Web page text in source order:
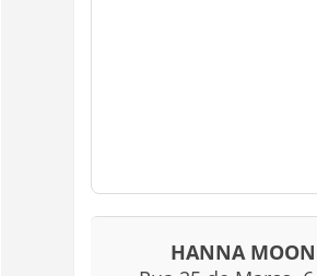
HANNA MOON